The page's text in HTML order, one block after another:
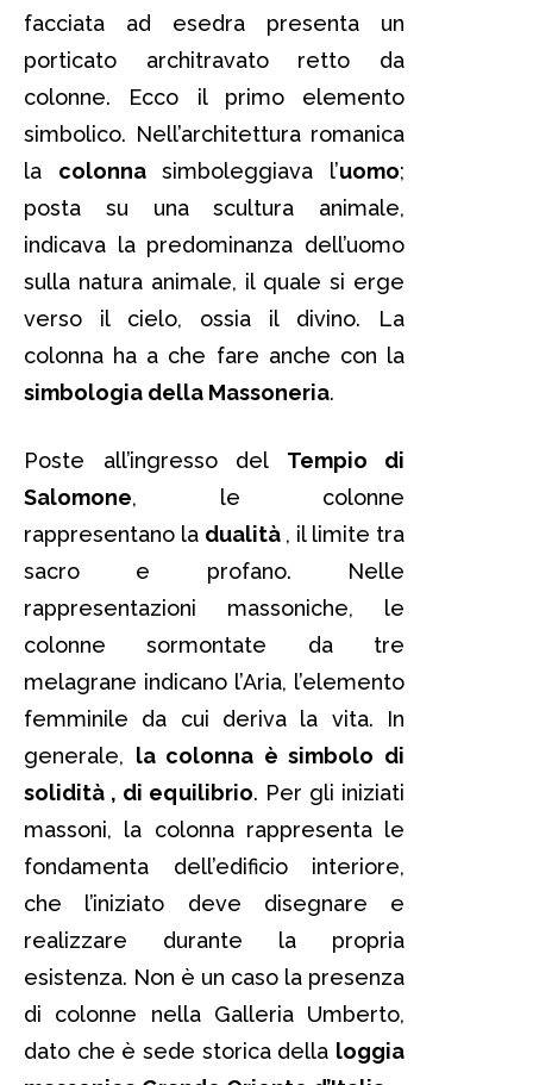
facciata ad esedra presenta un
porticato architravato retto da
colonne. Ecco il primo elemento
simbolico. Nell’architettura romanica
la colonnasimboleggiava l’uomo;
posta su una scultura animale,
indicava la predominanza dell’uomo
sulla natura animale, il quale si erge
verso il cielo, ossia il divino. La
colonna ha a che fare anche con la
simbologia della Massoneria.
Poste all’ingresso del Tempio di
Salomone, le colonne
rappresentano la dualità , il limite tra
sacro e profano. Nelle
rappresentazioni massoniche, le
colonne sormontate da tre
melagrane indicano l’Aria, l’elemento
femminile da cui deriva la vita. In
generale, la colonna è simbolo di
solidità , di equilibrio. Per gli iniziati
massoni, la colonna rappresenta le
fondamenta dell’edificio interiore,
che l’iniziato deve disegnare e
realizzare durante la propria
esistenza. Non è un caso la presenza
di colonne nella Galleria Umberto,
dato che è sede storica della loggia